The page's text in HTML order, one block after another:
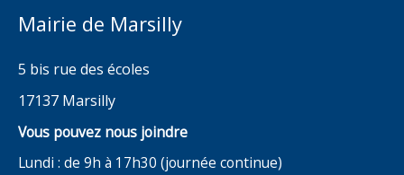
Mairie de Marsilly
5 bis rue des écoles
17137 Marsilly
Vous pouvez nous joindre
Lundi : de 9h à 17h30 (journée continue)